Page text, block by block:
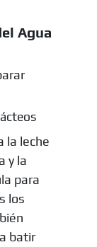
Agua
la leche
y la
para
los
batir